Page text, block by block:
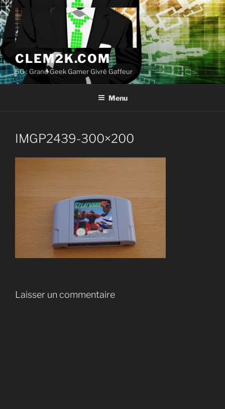
Aller
au
contenu
principal
CLEM2K.COM
5G : Grand Geek Gamer Givré Gaffeur
Menu
IMGP2439-300×200
Laisser un commentaire